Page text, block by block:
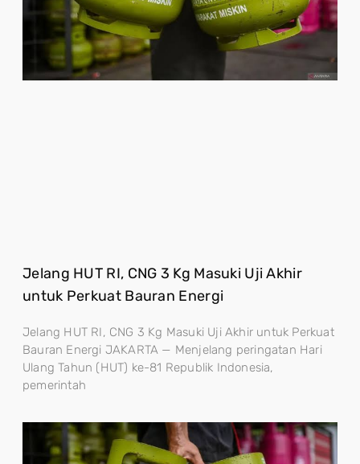
Jelang HUT RI, CNG 3 Kg Masuki Uji Akhir
untuk Perkuat Bauran Energi
Jelang HUT RI, CNG 3 Kg Masuki Uji Akhir untuk Perkuat
Bauran Energi JAKARTA — Menjelang peringatan Hari
Ulang Tahun (HUT) ke-81 Republik Indonesia,
pemerintah